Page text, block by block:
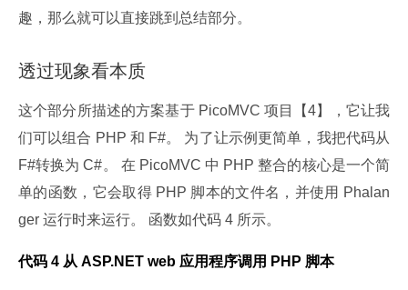
趣，那么就可以直接跳到总结部分。
透过现象看本质
这个部分所描述的方案基于 PicoMVC 项目【4】，它让我
们可以组合 PHP 和 F#。 为了让示例更简单，我把代码从
F#转换为 C#。 在 PicoMVC 中 PHP 整合的核心是一个简
单的函数，它会取得 PHP 脚本的文件名，并使用 Phalan
ger 运行时来运行。 函数如代码 4 所示。
代码 4 从 ASP.NET web 应用程序调用 PHP 脚本